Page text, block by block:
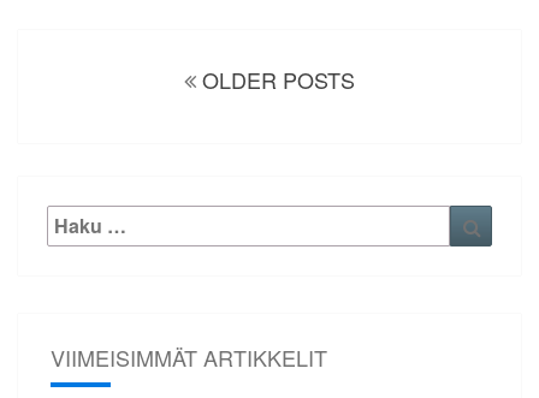
OLDER POSTS
Etsi:
VIIMEISIMMÄT ARTIKKELIT